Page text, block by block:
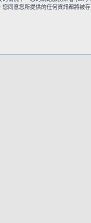
同意您所提供的任何資訊都將被